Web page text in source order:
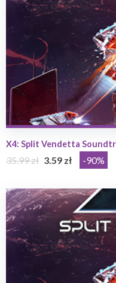
X4: Split Vendetta
35.99 zł 3.59 zł -90%